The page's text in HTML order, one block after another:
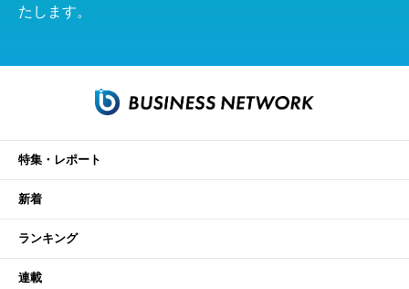
たします。
特集・レポート
新着
ランキング
連載